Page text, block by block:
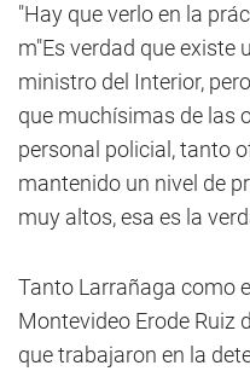
"Hay que verlo en la
m"Es verdad que existe
ministro del Interior,
que muchísimas de las
personal policial, tanto
mantenido un nivel de
muy altos, esa es la
Tanto Larrañaga como
Montevideo Erode Ruiz
que trabajaron en la